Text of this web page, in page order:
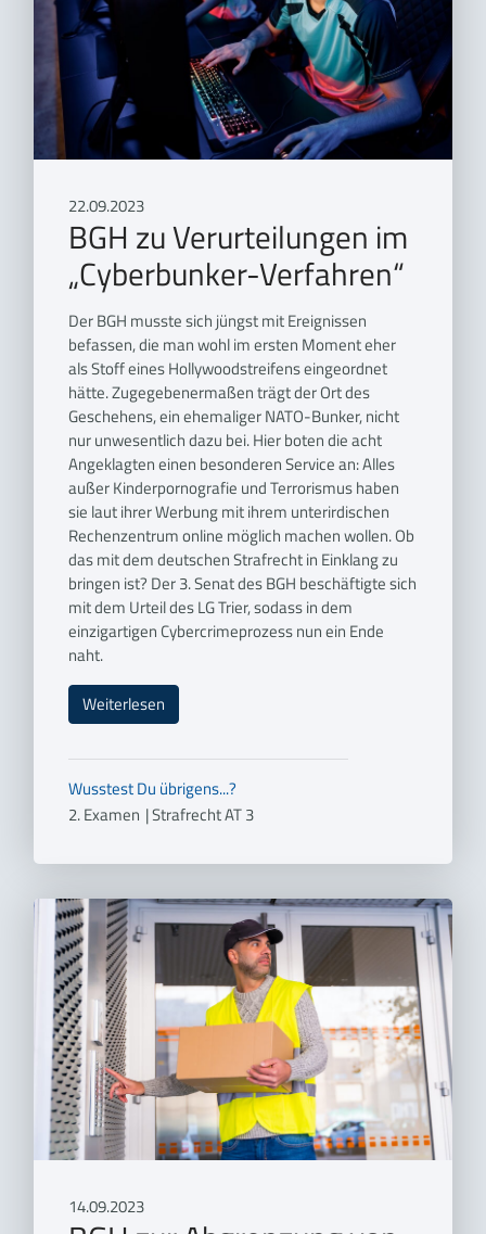
22.09.2023
BGH zu Verurteilungen im
„Cyberbunker-Verfahren“
Der BGH musste sich jüngst mit Ereignissen
befassen, die man wohl im ersten Moment eher
als Stoff eines Hollywoodstreifens eingeordnet
hätte. Zugegebenermaßen trägt der Ort des
Geschehens, ein ehemaliger NATO-Bunker, nicht
nur unwesentlich dazu bei. Hier boten die acht
Angeklagten einen besonderen Service an: Alles
außer Kinderpornografie und Terrorismus haben
sie laut ihrer Werbung mit ihrem unterirdischen
Rechenzentrum online möglich machen wollen. Ob
das mit dem deutschen Strafrecht in Einklang zu
bringen ist? Der 3. Senat des BGH beschäftigte sich
mit dem Urteil des LG Trier, sodass in dem
einzigartigen Cybercrimeprozess nun ein Ende
naht.
Weiterlesen
Wusstest Du übrigens...?
2. Examen |Strafrecht AT 3
14.09.2023